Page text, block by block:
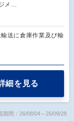
メ…
送に倉庫作業及び輸
細を見る
期間：26/08/04～26/09/28